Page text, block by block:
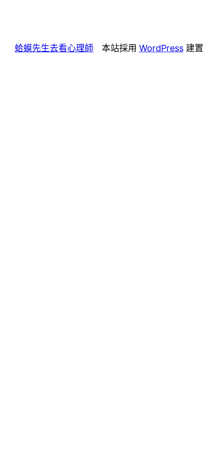
蛤蟆先生去看心理師 本站採用 WordPress建置